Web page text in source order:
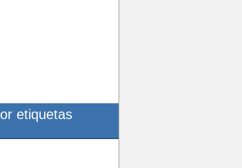
etiquetas